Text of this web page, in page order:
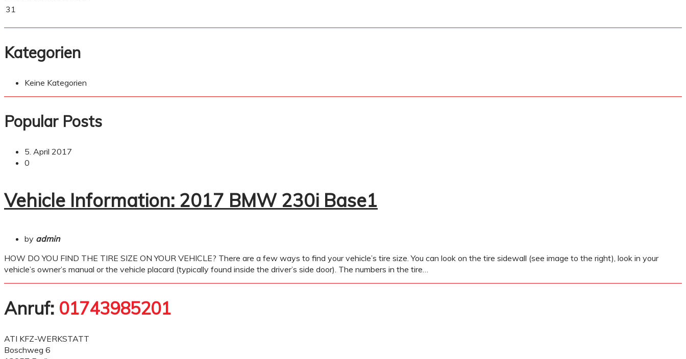
31
Kategorien
Keine Kategorien
Popular Posts
5. April 2017
0
Vehicle Information: 2017 BMW 230i Base1
by admin
HOW DO YOU FIND THE TIRE SIZE ON YOUR VEHICLE? There are a few ways to find your vehicle’s tire size. You can look on the tire sidewall (see image to the right), look in your
vehicle’s owner’s manual or the vehicle placard (typically found inside the driver’s side door). The numbers in the tire…
Anruf: 01743985201
ATI KFZ-WERKSTATT
Boschweg 6